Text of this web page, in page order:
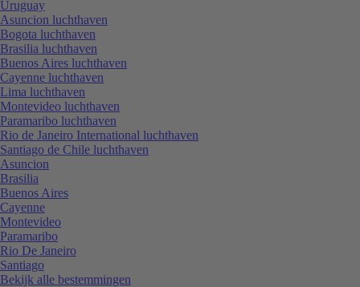
Uruguay
Asuncion luchthaven
Bogota luchthaven
Brasilia luchthaven
Buenos Aires luchthaven
Cayenne luchthaven
Lima luchthaven
Montevideo luchthaven
Paramaribo luchthaven
Rio de Janeiro International luchthaven
Santiago de Chile luchthaven
Asuncion
Brasilia
Buenos Aires
Cayenne
Montevideo
Paramaribo
Rio De Janeiro
Santiago
Bekijk alle bestemmingen